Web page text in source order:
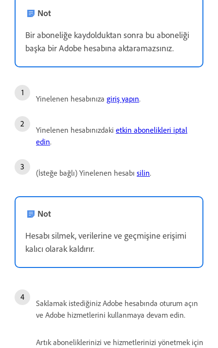
Not
Bir aboneliğe kaydolduktan sonra bu aboneliği
başka bir Adobe hesabına aktaramazsınız.
Yinelenen hesabınıza giriş yapın.
Yinelenen hesabınızdaki etkin abonelikleri iptal
edin.
(İsteğe bağlı) Yinelenen hesabı silin.
Not
Hesabı silmek, verilerine ve geçmişine erişimi
kalıcı olarak kaldırır.
Saklamak istediğiniz Adobe hesabında oturum açın
ve Adobe hizmetlerini kullanmaya devam edin.
Artık aboneliklerinizi ve hizmetlerinizi yönetmek için